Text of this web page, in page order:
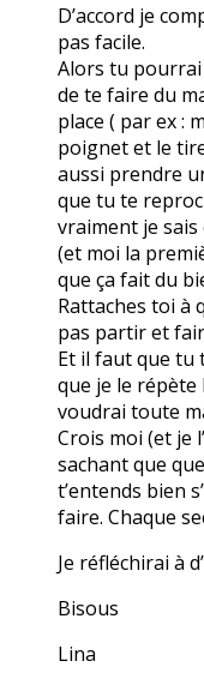
D’accord je
pas facile.
Alors tu pourrai
de te faire du
place ( par ex :
poignet et le
aussi prendre
que tu te
vraiment je sais
(et moi la
que ça fait du
Rattaches toi à
pas partir et
Et il faut que tu
que je le répète
voudrai toute
Crois moi (et je
sachant que
t’entends bien
faire. Chaque
Je réfléchirai à
Bisous
Lina